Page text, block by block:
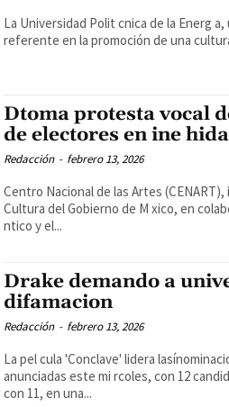
La Universidad Polit cnica de la Energ
referente en la promoción de una
Dtoma protesta vocal
de electores en ine
Redacción - febrero 13, 2026
Centro Nacional de las Artes
Cultura del Gobierno de M xico, en
ntico y el...
Drake demando a
difamacion
Redacción - febrero 13, 2026
La pel cula 'Conclave' lidera
anunciadas este mi rcoles, con 12
con 11, en una...